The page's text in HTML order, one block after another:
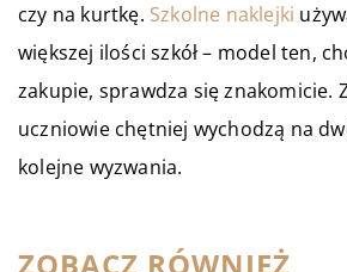
czy na kurtkę. Szkolne naklejki
większej ilości szkół – model ten,
zakupie, sprawdza się znakomicie.
uczniowie chętniej wychodzą na
kolejne wyzwania.